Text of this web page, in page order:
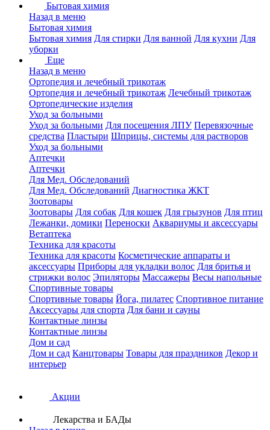
Бытовая химия
Назад в меню
Бытовая химия
Бытовая химия Для стирки Для ванной Для кухни Для
уборки
Еще
Назад в меню
Ортопедия и лечебный трикотаж
Ортопедия и лечебный трикотаж Лечебный трикотаж
Ортопедические изделия
Уход за больными
Уход за больными Для посещения ЛПУ Перевязочные
средства Пластыри Шприцы, системы для растворов
Уход за больными
Аптечки
Аптечки
Для Мед. Обследований
Для Мед. Обследований Диагностика ЖКТ
Зоотовары
Зоотовары Для собак Для кошек Для грызунов Для птиц
Лежанки, домики Переноски Аквариумы и аксессуары
Ветаптека
Техника для красоты
Техника для красоты Косметические аппараты и
аксессуары Приборы для укладки волос Для бритья и
стрижки волос Эпиляторы Массажеры Весы напольные
Спортивные товары
Спортивные товары Йога, пилатес Спортивное питание
Аксессуары для спорта Для бани и сауны
Контактные линзы
Контактные линзы
Дом и сад
Дом и сад Канцтовары Товары для праздников Декор и
интерьер
Акции
Лекарства и БАДы